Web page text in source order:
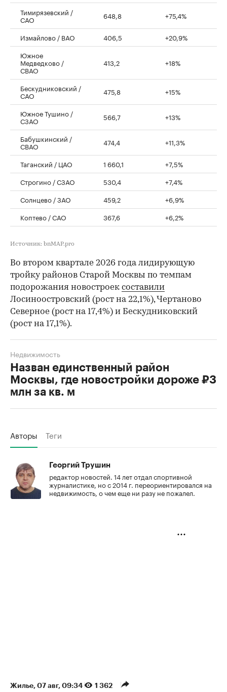
Тимирязевский /
САО 648,8 +75,4%
Измайлово / ВАО 406,5
+20,9%
Южное
Медведково /
СВАО
413,2 +18%
Бескудниковский /
САО 475,8 +15%
Южное Тушино /
СЗАО 566,7 +13%
Бабушкинский /
СВАО 474,4 +11,3%
Таганский / ЦАО 1 660,1
+7,5%
Строгино / СЗАО
530,4
+7,4%
Солнцево / ЗАО
459,2
+6,9%
Коптево / САО
367,6 +6,2%
Источник: bnMAP.pro
Во втором квартале 2026 года лидирующую
тройку районов Старой Москвы по темпам
подорожания новостроек составили
Лосиноостровский (рост на 22,1%), Чертаново
Северное (рост на 17,4%) и Бескудниковский
(рост на 17,1%).
Назван единственный район
Москвы, где новостройки дороже ₽3
млн за кв. м
Недвижимость
Авторы Теги
Георгий Трушин
редактор новостей. 14 лет отдал спортивной
журналистике, но с 2014 г. переориентировался на
недвижимость, о чем еще ни разу не пожалел.
Жилье⁠, 07 авг, 09:34 1 362